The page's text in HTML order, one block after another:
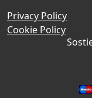
Privacy Policy
Cookie Policy